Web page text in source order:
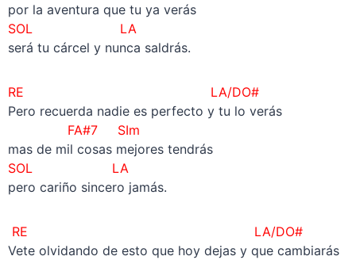
por la aventura que tu ya verás
SOL LA
será tu cárcel y nunca saldrás.
RE LA/DO#
Pero recuerda nadie es perfecto y tu lo verás
FA#7 SIm
mas de mil cosas mejores tendrás
SOL LA
pero cariño sincero jamás.
RE LA/DO#
Vete olvidando de esto que hoy dejas y que cambiarás